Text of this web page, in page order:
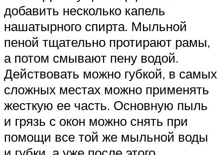
добавить несколько капель
нашатырного спирта. Мыльной
пеной тщательно протирают рамы,
а потом смывают пену водой.
Действовать можно губкой, в самых
сложных местах можно применять
жесткую ее часть. Основную пыль
и грязь с окон можно снять при
помощи все той же мыльной воды